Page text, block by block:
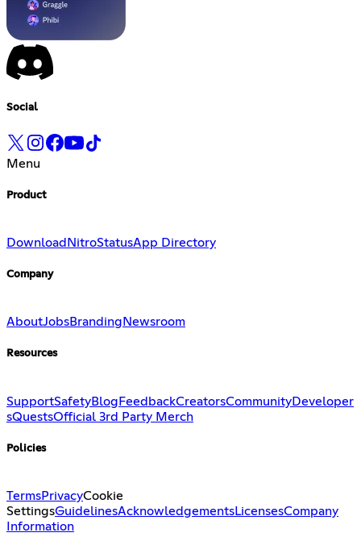
Social
Menu
Product
Download NitroStatusApp Directory
Company
AboutJobsBranding Newsroom
Resources
SupportSafetyBlog FeedbackCreatorsCommunityDeveloper
sQuestsOfficial 3rd Party Merch
Policies
TermsPrivacyCookie
SettingsGuidelinesAcknowledgementsLicensesCompany
Information